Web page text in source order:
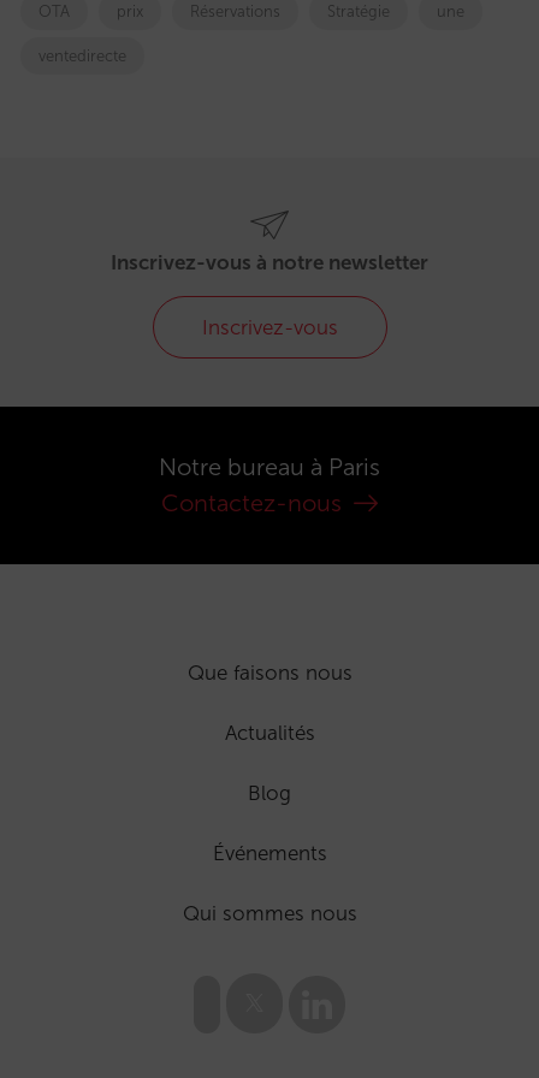
OTA prix Réservations Stratégie une
ventedirecte
Inscrivez-vous à notre newsletter
Inscrivez-vous
Notre bureau à Paris
Contactez-nous
Que faisons nous
Actualités
Blog
Événements
Qui sommes nous